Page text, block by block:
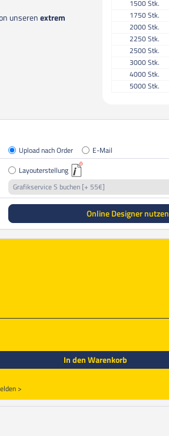
unserenextrem
1500Stk.
1750Stk.
2000Stk.
2250Stk.
2500Stk.
3000Stk.
4000Stk.
5000Stk.
Upload nach Order
E-Mail
Layouterstellung
Grafikservice S buchen [+ 55€]
Online Designer nutzen
In den Warenkorb
>